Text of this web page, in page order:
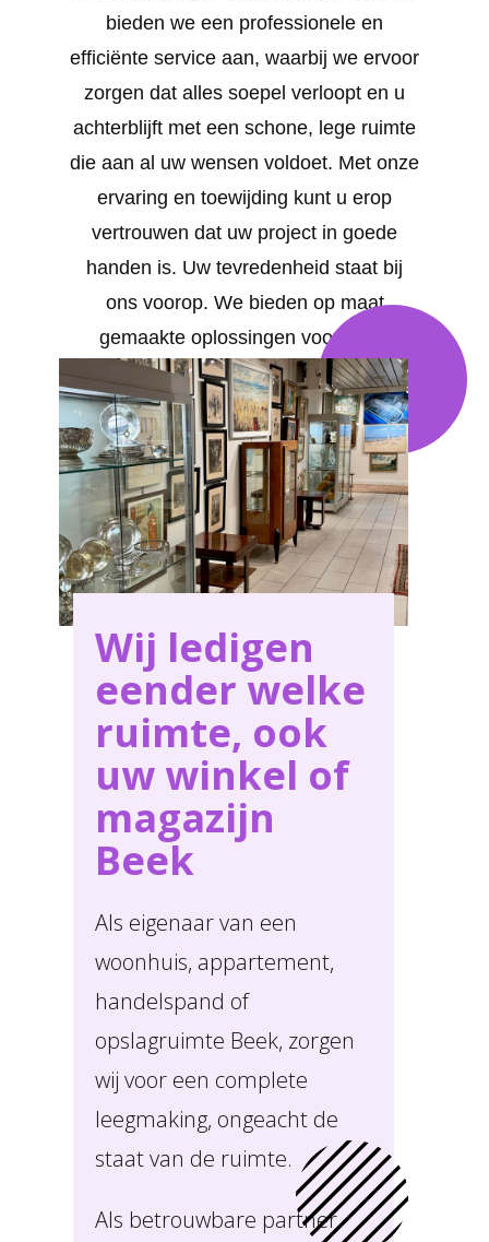
bieden we een professionele en
efficiënte service aan, waarbij we ervoor
zorgen dat alles soepel verloopt en u
achterblijft met een schone, lege ruimte
die aan al uw wensen voldoet. Met onze
ervaring en toewijding kunt u erop
vertrouwen dat uw project in goede
handen is. Uw tevredenheid staat bij
ons voorop. We bieden op maat
gemaakte oplossingen voor al uw
behoeften in Beek .
Wij ledigen
eender welke
ruimte, ook
uw winkel of
magazijn
Beek
Als eigenaar van een
woonhuis, appartement,
handelspand of
opslagruimte Beek, zorgen
wij voor een complete
leegmaking, ongeacht de
staat van de ruimte.
Als betrouwbare partner